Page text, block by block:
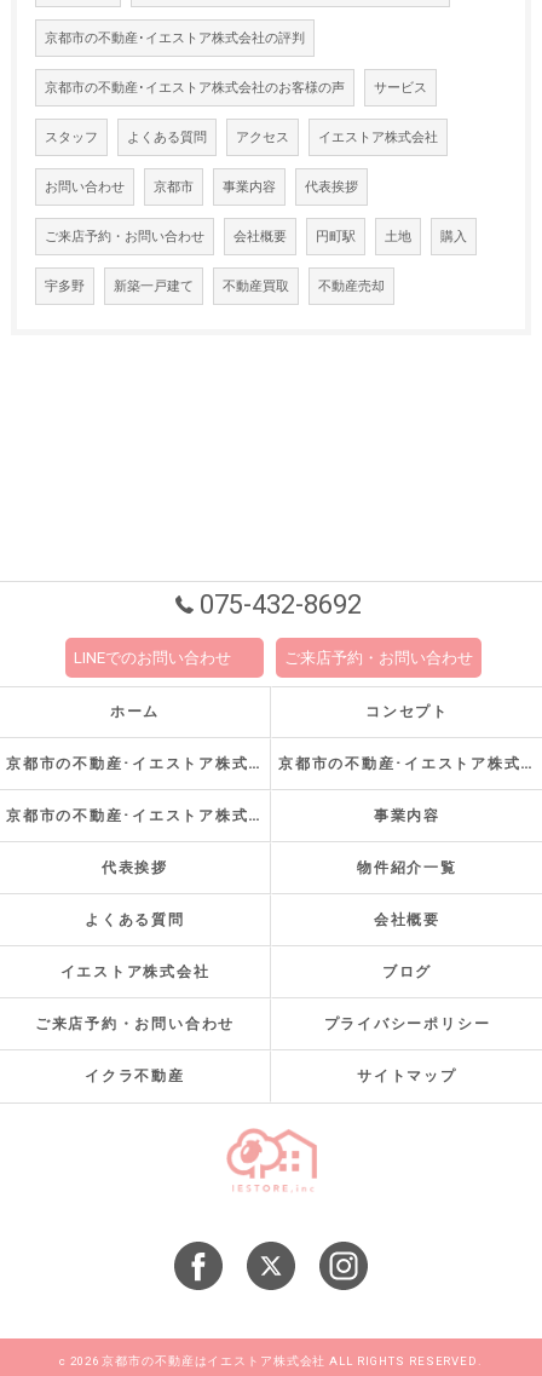
京都市の不動産･イエストア株式会社の評判
京都市の不動産･イエストア株式会社のお客様の声 サービス
スタッフ よくある質問 アクセス イエストア株式会社
お問い合わせ 京都市 事業内容 代表挨拶
ご来店予約・お問い合わせ 会社概要 円町駅 土地 購入
宇多野 新築一戸建て 不動産買取 不動産売却
075-432-8692
LINEでのお問い合わせ ご来店予約・お問い合わせ
ホーム コンセプト
京都市の不動産･イエストア株式会社の口コミ情報 京都市の不動産･イエストア株式会社の評判
京都市の不動産･イエストア株式会社のお客様の声 事業内容
代表挨拶 物件紹介一覧
よくある質問 会社概要
イエストア株式会社 ブログ
ご来店予約・お問い合わせ プライバシーポリシー
イクラ不動産 サイトマップ
c 2026 京都市の不動産はイエストア株式会社 ALL RIGHTS RESERVED.